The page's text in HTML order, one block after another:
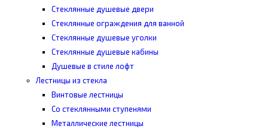
Стеклянные душевые двери
Стеклянные ограждения для ванной
Стеклянные душевые уголки
Стеклянные душевые кабины
Душевые в стиле лофт
Лестницы из стекла
Винтовые лестницы
Со стеклянными ступенями
Металлические лестницы